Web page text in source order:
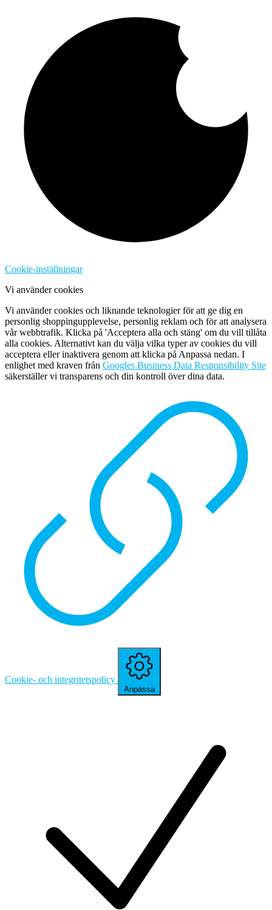
Cookie-inställningar
Vi använder cookies
Vi använder cookies och liknande teknologier för att ge dig en
personlig shoppingupplevelse, personlig reklam och för att analysera
vår webbtrafik. Klicka på 'Acceptera alla och stäng' om du vill tillåta
alla cookies. Alternativt kan du välja vilka typer av cookies du vill
acceptera eller inaktivera genom att klicka på Anpassa nedan. I
enlighet med kraven från Googles Business Data Responsibility Site
säkerställer vi transparens och din kontroll över dina data.
Cookie- och integritetspolicy
Anpassa